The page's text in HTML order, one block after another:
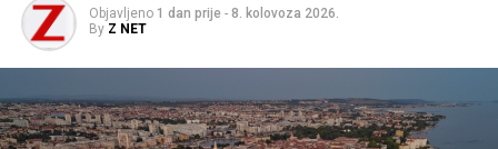
Objavljeno 1 dan prije - 8. kolovoza 2026.
By Z NET